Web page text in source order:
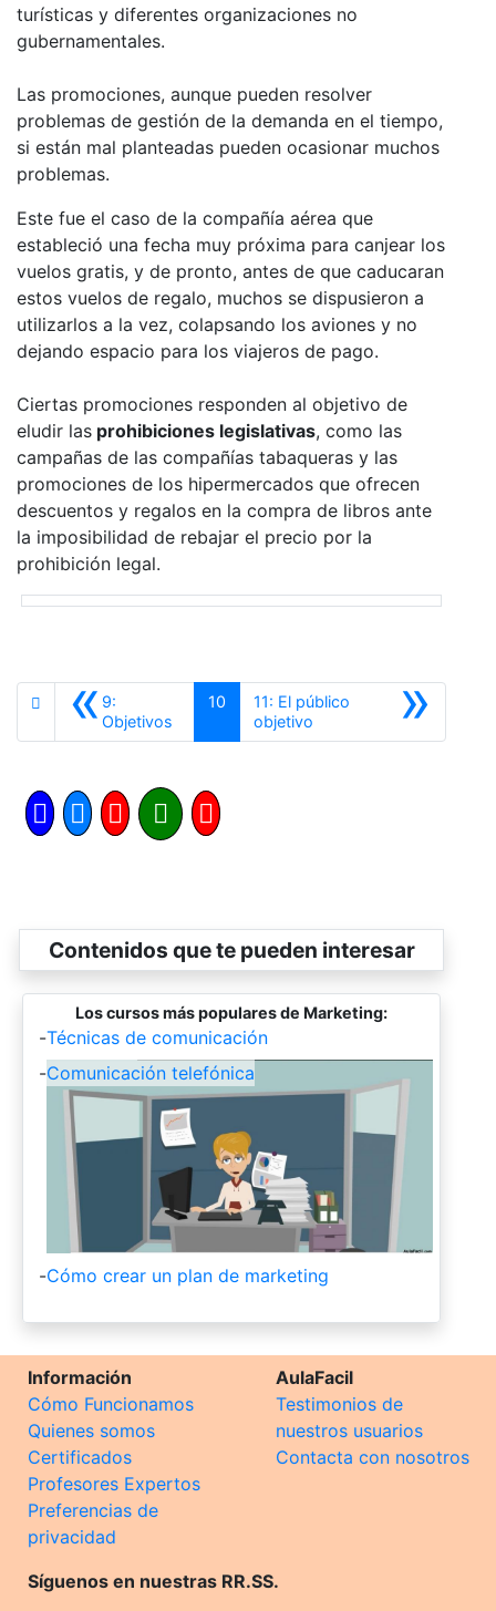
turísticas y diferentes organizaciones no
gubernamentales.
Las promociones, aunque pueden resolver
problemas de gestión de la demanda en el tiempo,
si están mal planteadas pueden ocasionar muchos
problemas.
Este fue el caso de la compañía aérea que
estableció una fecha muy próxima para canjear los
vuelos gratis, y de pronto, antes de que caducaran
estos vuelos de regalo, muchos se dispusieron a
utilizarlos a la vez, colapsando los aviones y no
dejando espacio para los viajeros de pago.
Ciertas promociones responden al objetivo de
eludir las prohibiciones legislativas, como las
campañas de las compañías tabaqueras y las
promociones de los hipermercados que ofrecen
descuentos y regalos en la compra de libros ante
la imposibilidad de rebajar el precio por la
prohibición legal.
«9:
Objetivos
10 »
11: El público
objetivo
Contenidos que te pueden interesar
Los cursos más populares de Marketing:
-Técnicas de comunicación
-Comunicación telefónica
-Cómo crear un plan de marketing
Información
Cómo Funcionamos
Quienes somos
Certificados
Profesores Expertos
Preferencias de
privacidad
AulaFacil
Testimonios de
nuestros usuarios
Contacta con nosotros
Síguenos en nuestras RR.SS.